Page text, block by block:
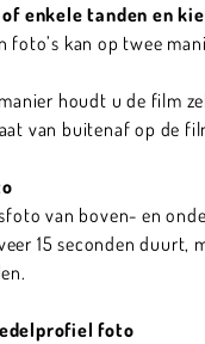
enkele tanden en
foto’s kan op twee
houdt u de film
van buitenaf op de
van boven- en
15 seconden
foto